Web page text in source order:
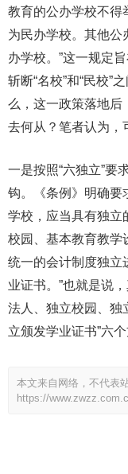
教育的公办学校不得
为民办学校。其他公
办学校。”这一规定
斩断“名校”和“民校”
么，这一政策落地后
去何从？笔者认为，
一是按照“六独立”要
钩。《条例》明确要
学校，应当具有独立
校园、基本教育教学
统一的会计制度独立
业证书。”也就是说
法人、独立校园、独
立颁发学业证书”六个
本文来自网络，不代表
https://